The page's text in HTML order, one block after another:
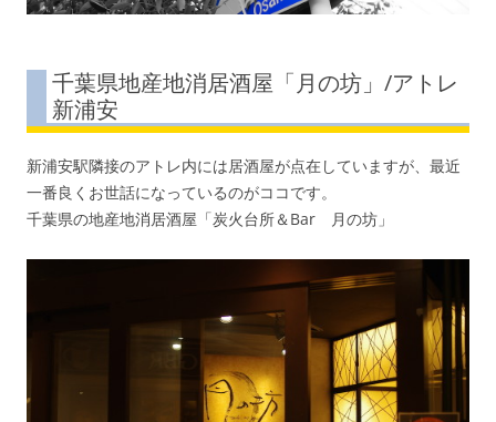
千葉県地産地消居酒屋「月の坊」/アトレ
新浦安
新浦安駅隣接のアトレ内には居酒屋が点在していますが、最近
一番良くお世話になっているのがココです。
千葉県の地産地消居酒屋「炭火台所＆Bar 月の坊」